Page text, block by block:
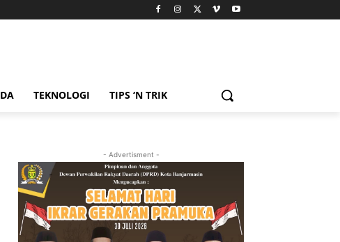
TEKNOLOGI TIPS ‘N TRIK
- Advertisment -